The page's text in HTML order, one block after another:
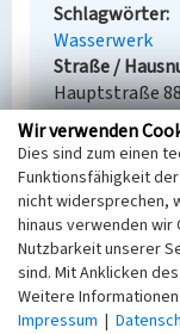
Schlagwörter
Wasserwerk
Straße /
Hauptstraße
Ostritz - Leuba
Fachsicht(en)
Denkmalpflege
Keine Angabe
Übernahme
Wir verwenden
Dies sind zum einen
Funktionsfähigkeit
nicht widersprechen,
hinaus verwenden wir
Nutzbarkeit unserer
sind. Mit Anklicken
Weitere
Impressum |